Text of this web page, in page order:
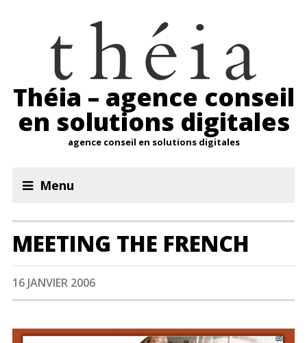
Théia – agence conseil
en solutions digitales
agence conseil en solutions digitales
Menu
MEETING THE FRENCH
16 JANVIER 2006